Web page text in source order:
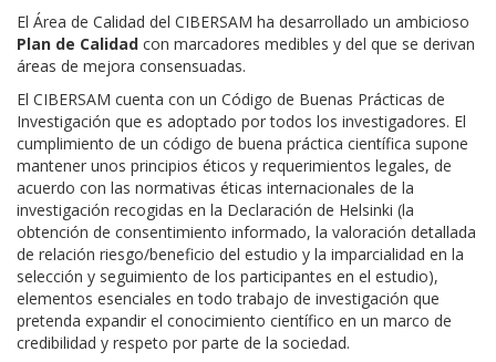
El Área de Calidad del CIBERSAM ha desarrollado un ambicioso
Plan de Calidad con marcadores medibles y del que se derivan
áreas de mejora consensuadas.
El CIBERSAM cuenta con un Código de Buenas Prácticas de
Investigación que es adoptado por todos los investigadores. El
cumplimiento de un código de buena práctica científica supone
mantener unos principios éticos y requerimientos legales, de
acuerdo con las normativas éticas internacionales de la
investigación recogidas en la Declaración de Helsinki (la
obtención de consentimiento informado, la valoración detallada
de relación riesgo/beneficio del estudio y la imparcialidad en la
selección y seguimiento de los participantes en el estudio),
elementos esenciales en todo trabajo de investigación que
pretenda expandir el conocimiento científico en un marco de
credibilidad y respeto por parte de la sociedad.